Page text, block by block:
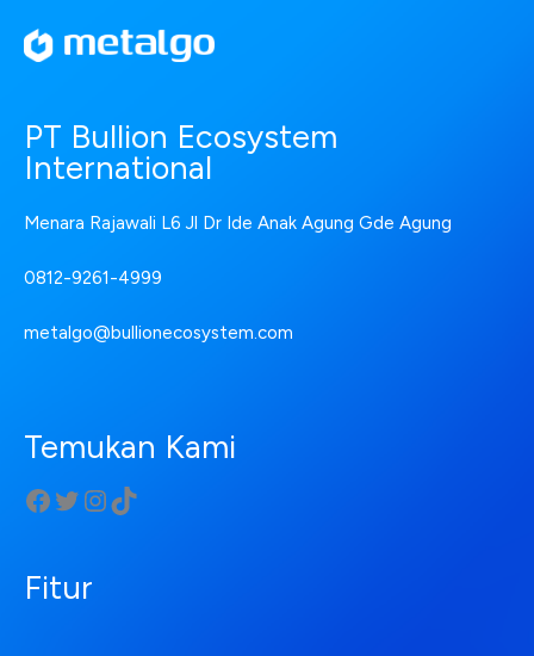
PT Bullion Ecosystem
International
Menara Rajawali L6 Jl Dr Ide Anak Agung Gde Agung
0812-9261-4999
metalgo@bullionecosystem.com
Temukan Kami
Fitur